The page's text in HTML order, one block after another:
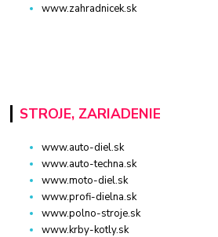
www.zahradnicek.sk
STROJE, ZARIADENIE
www.auto-diel.sk
www.auto-techna.sk
www.moto-diel.sk
www.profi-dielna.sk
www.polno-stroje.sk
www.krby-kotly.sk